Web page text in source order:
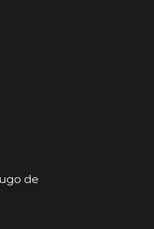
de